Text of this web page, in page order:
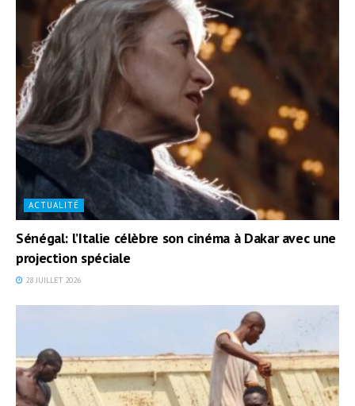
ACTUALITÉ
Sénégal: l’Italie célèbre son cinéma à Dakar avec une
projection spéciale
28 JUILLET 2026